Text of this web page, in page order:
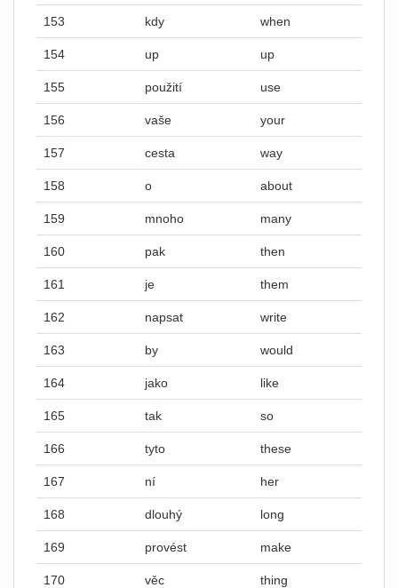
153 kdy when
154 up up
155 použití use
156 vaše your
157 cesta way
158 o about
159 mnoho many
160 pak then
161 je them
162 napsat write
163 by would
164 jako like
165 tak so
166 tyto these
167 ní her
168 dlouhý long
169 provést make
170 věc thing